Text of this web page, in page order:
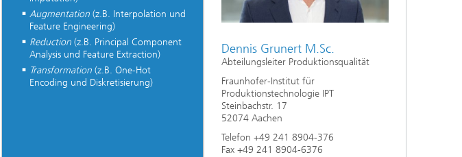
Augmentation (z.B. Interpolation und
Feature Engineering)
Reduction(z.B. Principal Component
Analysis und Feature Extraction)
Transformation (z.B. One-Hot
Encoding und Diskretisierung)
Dennis Grunert M.Sc.
Abteilungsleiter Produktionsqualität
Fraunhofer-Institut für
Produktionstechnologie IPT
Steinbachstr. 17
52074 Aachen
Telefon +49 241 8904-376
Fax +49 241 8904-6376